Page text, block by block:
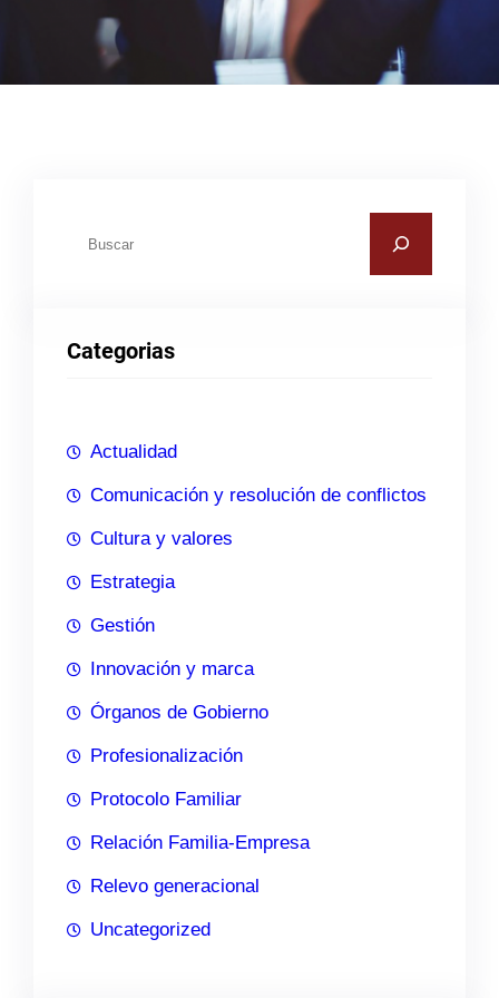
a
Categorias
Actualidad
Comunicación y resolución de conflictos
Cultura y valores
Estrategia
Gestión
Innovación y marca
Órganos de Gobierno
Profesionalización
Protocolo Familiar
Relación Familia-Empresa
Relevo generacional
Uncategorized